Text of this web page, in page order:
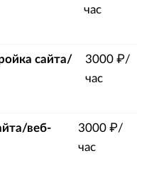
час
сайта/
3000 ₽/
час
веб-
3000 ₽/
час